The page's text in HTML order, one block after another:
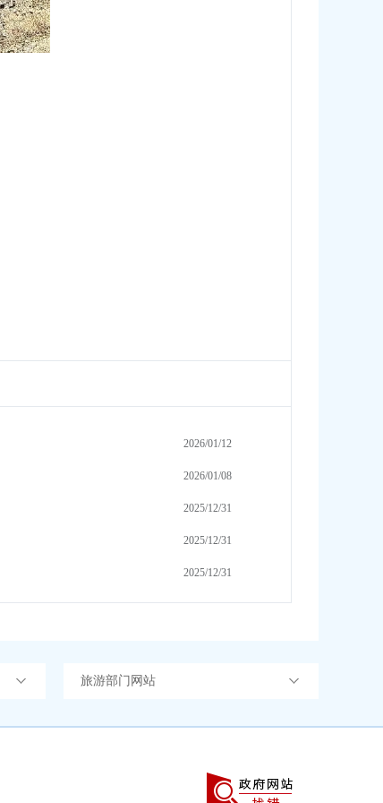
2026/01/12
2026/01/08
2025/12/31
2025/12/31
2025/12/31
旅游部门网站